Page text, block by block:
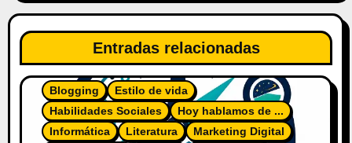
s
Entradas relacionadas
Blogging
Estilo de vida
Habilidades Sociales
Hoy hablamos de ...
Informática
Literatura
Marketing Digital